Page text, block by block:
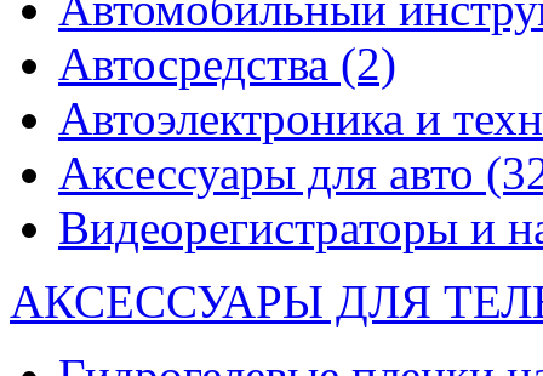
Автосредства (2)
Автоэлектроника и
Аксессуары для авто
Видеорегистраторы и
АКСЕССУАРЫ ДЛЯ